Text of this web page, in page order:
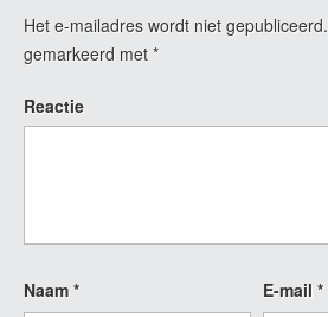
Het e-mailadres wordt niet gepubliceerd.
gemarkeerd met *
Reactie
Naam * E-mail *